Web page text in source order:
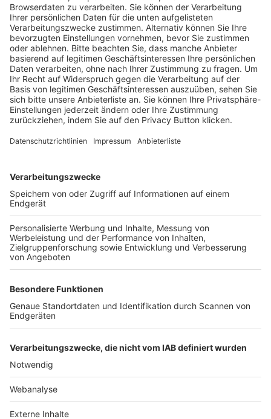
Trainerausbildung
Schulungsangebot Vereinsmitarbeiter
BFV-Geschäftsstellen
Trainerbörse
Login SpielPlus
FOLGE DEM BFV
TOP-VEREINE
TOP-PARTNER
Nutzungsbedingungen Datenschutz Impressum